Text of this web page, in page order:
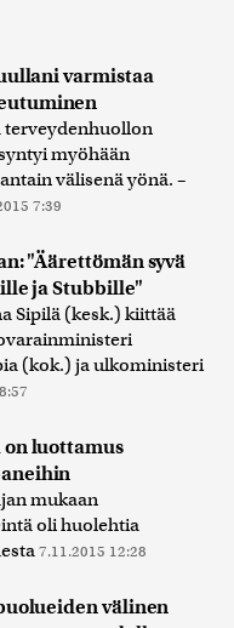
varmistaa
terveydenhuollon
myöhään
välisenä yönä. –
7:39
"Äärettömän syvä
ja Stubbille"
Sipilä (kesk.) kiittää
(kok.) ja ulkoministeri
luottamus
mukaan
oli huolehtia
7.11.2015 12:28
välinen